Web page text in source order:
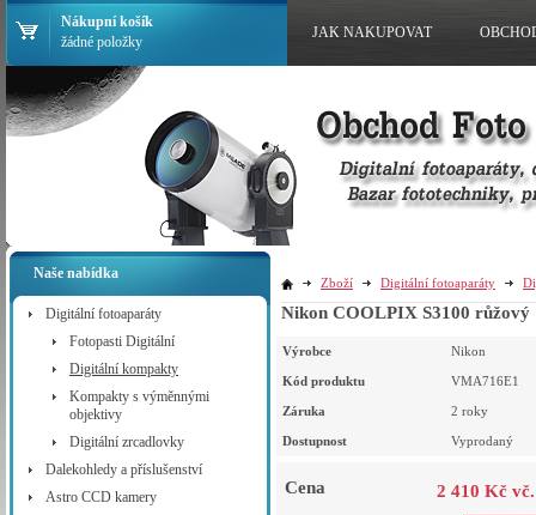
Naše nabídka
Digitální fotoaparáty
Fotopasti Digitální
Digitální kompakty
Kompakty s výměnnými
objektivy
Digitální zrcadlovky
Dalekohledy a příslušenství
Astro CCD kamery
Zboží Digitální fotoaparáty
Nikon COOLPIX S3100 růžový
Výrobce Nikon
Kód produktu VMA716E1
Záruka 2 roky
Dostupnost Vyprodaný
Cena 2 410 Kč
Nákupní košík
žádné položky
JAK NAKUPOVAT